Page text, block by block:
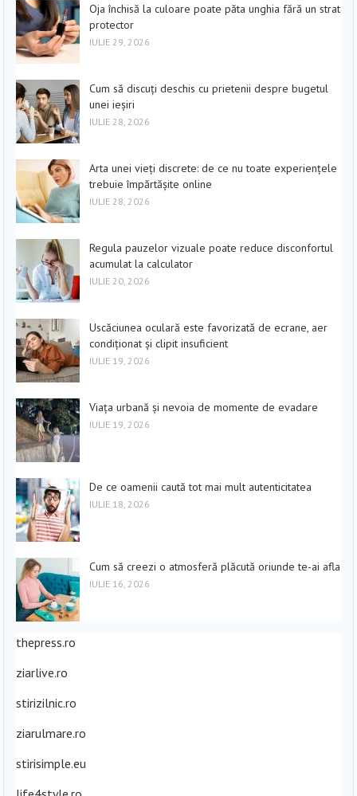
Oja închisă la culoare poate păta unghia fără un strat
protector
IULIE 29, 2026
Cum să discuți deschis cu prietenii despre bugetul
unei ieșiri
IULIE 28, 2026
Arta unei vieți discrete: de ce nu toate experiențele
trebuie împărtășite online
IULIE 28, 2026
Regula pauzelor vizuale poate reduce disconfortul
acumulat la calculator
IULIE 20, 2026
Uscăciunea oculară este favorizată de ecrane, aer
condiționat și clipit insuficient
IULIE 19, 2026
Viața urbană și nevoia de momente de evadare
IULIE 19, 2026
De ce oamenii caută tot mai mult autenticitatea
IULIE 18, 2026
Cum să creezi o atmosferă plăcută oriunde te-ai afla
IULIE 16, 2026
thepress.ro
ziarlive.ro
stirizilnic.ro
ziarulmare.ro
stirisimple.eu